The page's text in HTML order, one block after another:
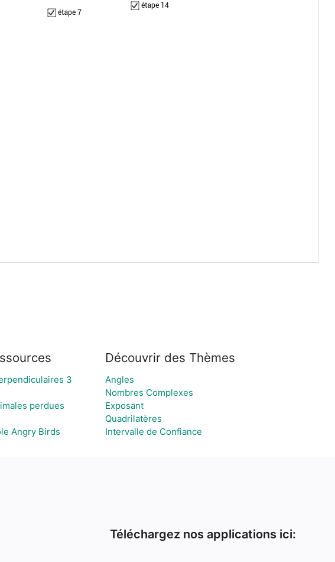
3
perdues
Angry Birds
Découvrir des Thèmes
Angles
Nombres Complexes
Exposant
Quadrilatères
Intervalle de Confiance
Téléchargez nos applications ici: